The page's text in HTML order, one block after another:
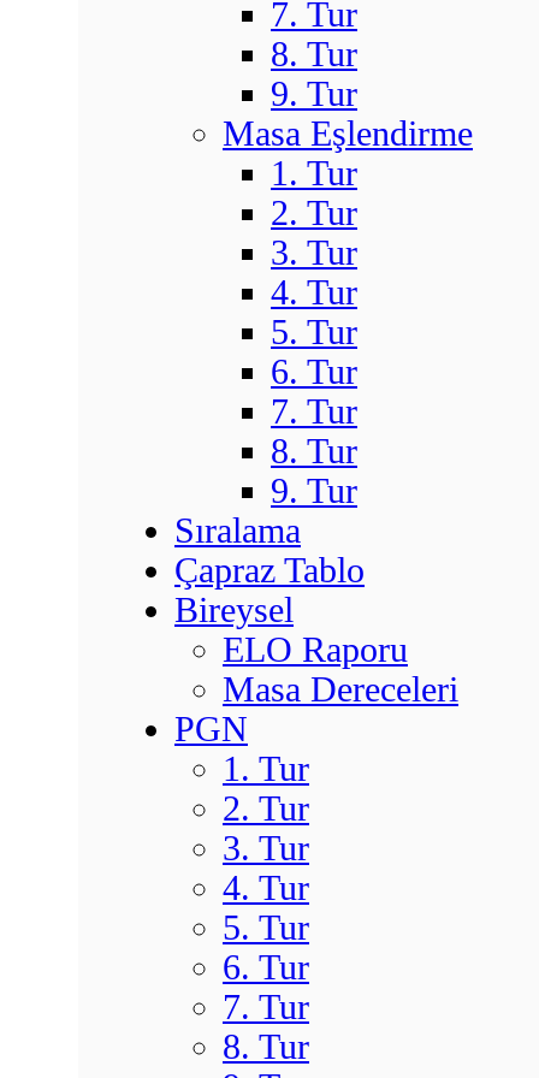
7. Tur
8. Tur
9. Tur
Masa Eşlendirme
1. Tur
2. Tur
3. Tur
4. Tur
5. Tur
6. Tur
7. Tur
8. Tur
9. Tur
Sıralama
Çapraz Tablo
Bireysel
ELO Raporu
Masa Dereceleri
PGN
1. Tur
2. Tur
3. Tur
4. Tur
5. Tur
6. Tur
7. Tur
8. Tur